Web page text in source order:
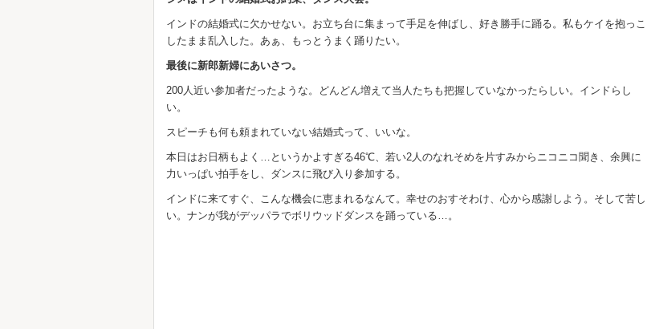
インドの結婚式に欠かせない。お立ち台に集まって手足を伸ばし、好き勝手に踊る。私もケイを抱っこ
したまま乱入した。あぁ、もっとうまく踊りたい。
最後に新郎新婦にあいさつ。
200人近い参加者だったような。どんどん増えて当人たちも把握していなかったらしい。インドらし
い。
スピーチも何も頼まれていない結婚式って、いいな。
本日はお日柄もよく…というかよすぎる46℃、若い2人のなれそめを片すみからニコニコ聞き、余興に
力いっぱい拍手をし、ダンスに飛び入り参加する。
インドに来てすぐ、こんな機会に恵まれるなんて。幸せのおすそわけ、心から感謝しよう。そして苦し
い。ナンが我がデッパラでボリウッドダンスを踊っている…。